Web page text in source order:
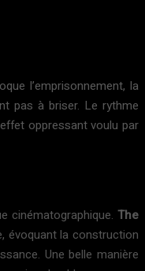
l’emprisonnement, la
pas à briser. Le rythme
oppressant voulu par
cinématographique. The
évoquant la construction
Une belle manière